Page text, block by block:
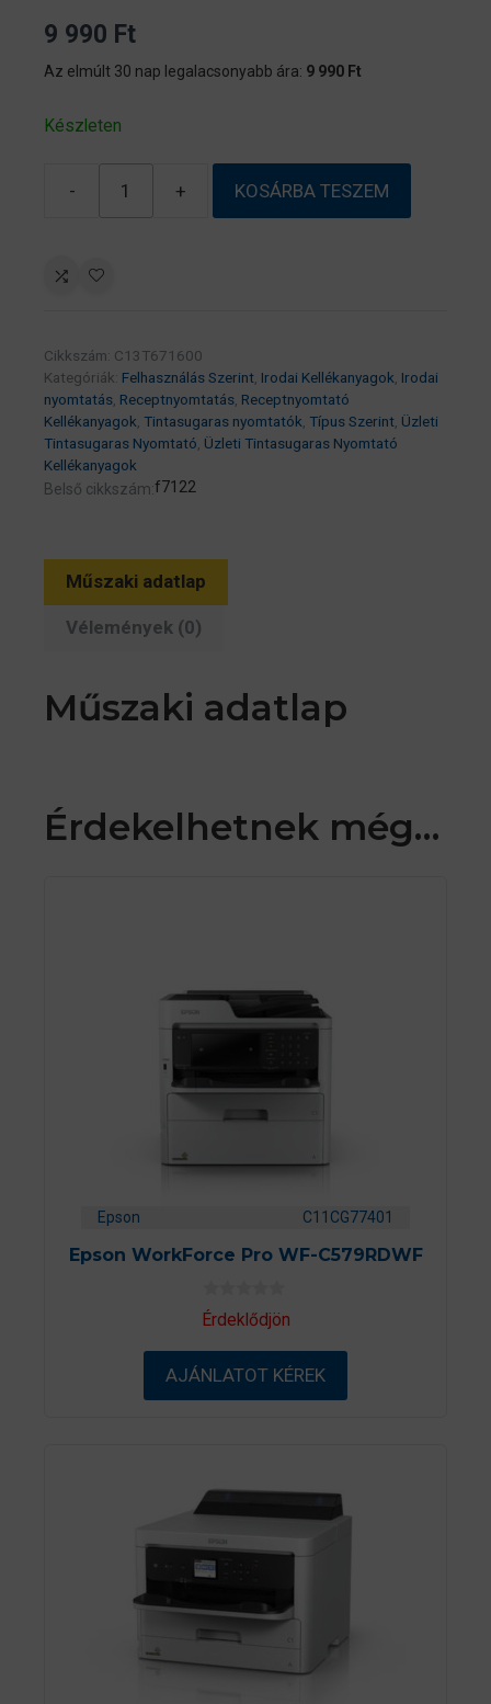
9 990 Ft
Az elmúlt 30 nap legalacsonyabb ára: 9 990 Ft
Készleten
-
Epson
Workforce
Pro
WF-
C5xxx/M52xx/M57xx
+ KOSÁRBA TESZEM
Cikkszám: C13T671600
Kategóriák: Felhasználás Szerint Irodai Kellékanyagok Irodai
nyomtatás Receptnyomtatás Receptnyomtató
Kellékanyagok Tintasugaras nyomtatók Típus Szerint Üzleti
Tintasugaras Nyomtató Üzleti Tintasugaras Nyomtató
Kellékanyagok
Belső cikkszám:f7122
Műszaki adatlap
Vélemények (0)
Műszaki adatlap
Érdekelhetnek még…
Epson C11CG77401
Epson WorkForce Pro WF-C579RDWF
0
a
-
ő
Érdeklődjön
AJÁNLATOT KÉREK